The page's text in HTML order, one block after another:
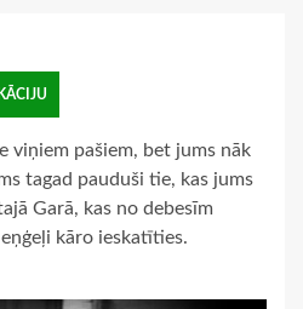
viņiem pašiem, bet jums nāk
tagad pauduši tie, kas jums
Garā, kas no debesīm
kāro ieskatīties.